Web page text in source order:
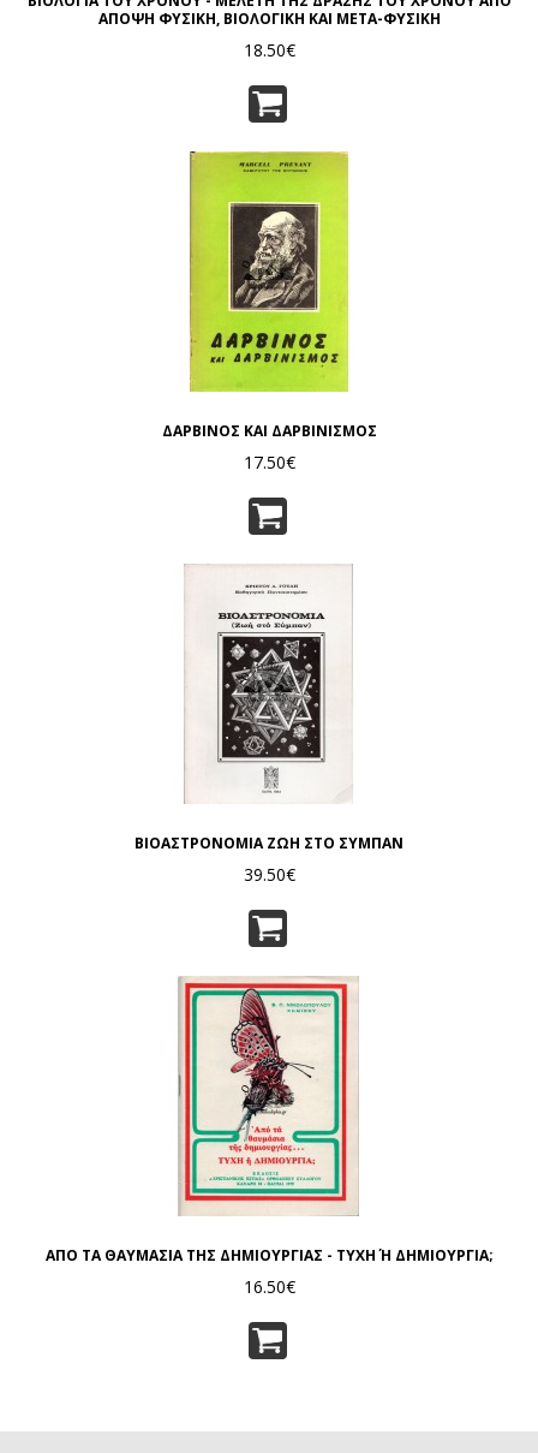
ΑΠΟΨΗ ΦΥΣΙΚΗ, ΒΙΟΛΟΓΙΚΗ ΚΑΙ ΜΕΤΑ-ΦΥΣΙΚΗ
18.50€
ΔΑΡΒΙΝΟΣ ΚΑΙ ΔΑΡΒΙΝΙΣΜΟΣ
17.50€
ΒΙΟΑΣΤΡΟΝΟΜΙΑ ΖΩΗ ΣΤΟ ΣΥΜΠΑΝ
39.50€
ΑΠΟ ΤΑ ΘΑΥΜΑΣΙΑ ΤΗΣ ΔΗΜΙΟΥΡΓΙΑΣ - ΤΥΧΗ Ή ΔΗΜΙΟΥΡΓΙΑ;
16.50€